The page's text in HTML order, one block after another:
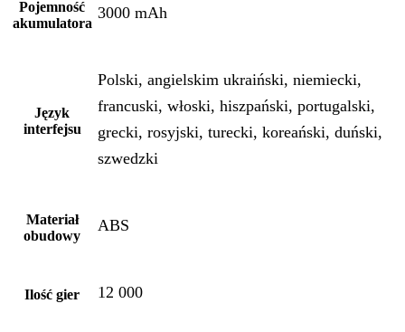
Pojemność
akumulatora
3000 mAh
Język
interfejsu
Polski, angielskim ukraiński, niemiecki,
francuski, włoski, hiszpański, portugalski,
grecki, rosyjski, turecki, koreański, duński,
szwedzki
Materiał
obudowy
ABS
Ilość gier 12 000